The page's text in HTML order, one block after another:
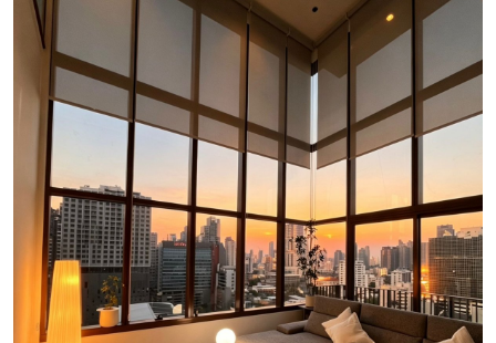
FAQ
Owner Net
property-selling-costs-calculator
Fast Track With Exclusive Listing
Exclusive Dedicated Websites
Long-Term-Resident-Visa